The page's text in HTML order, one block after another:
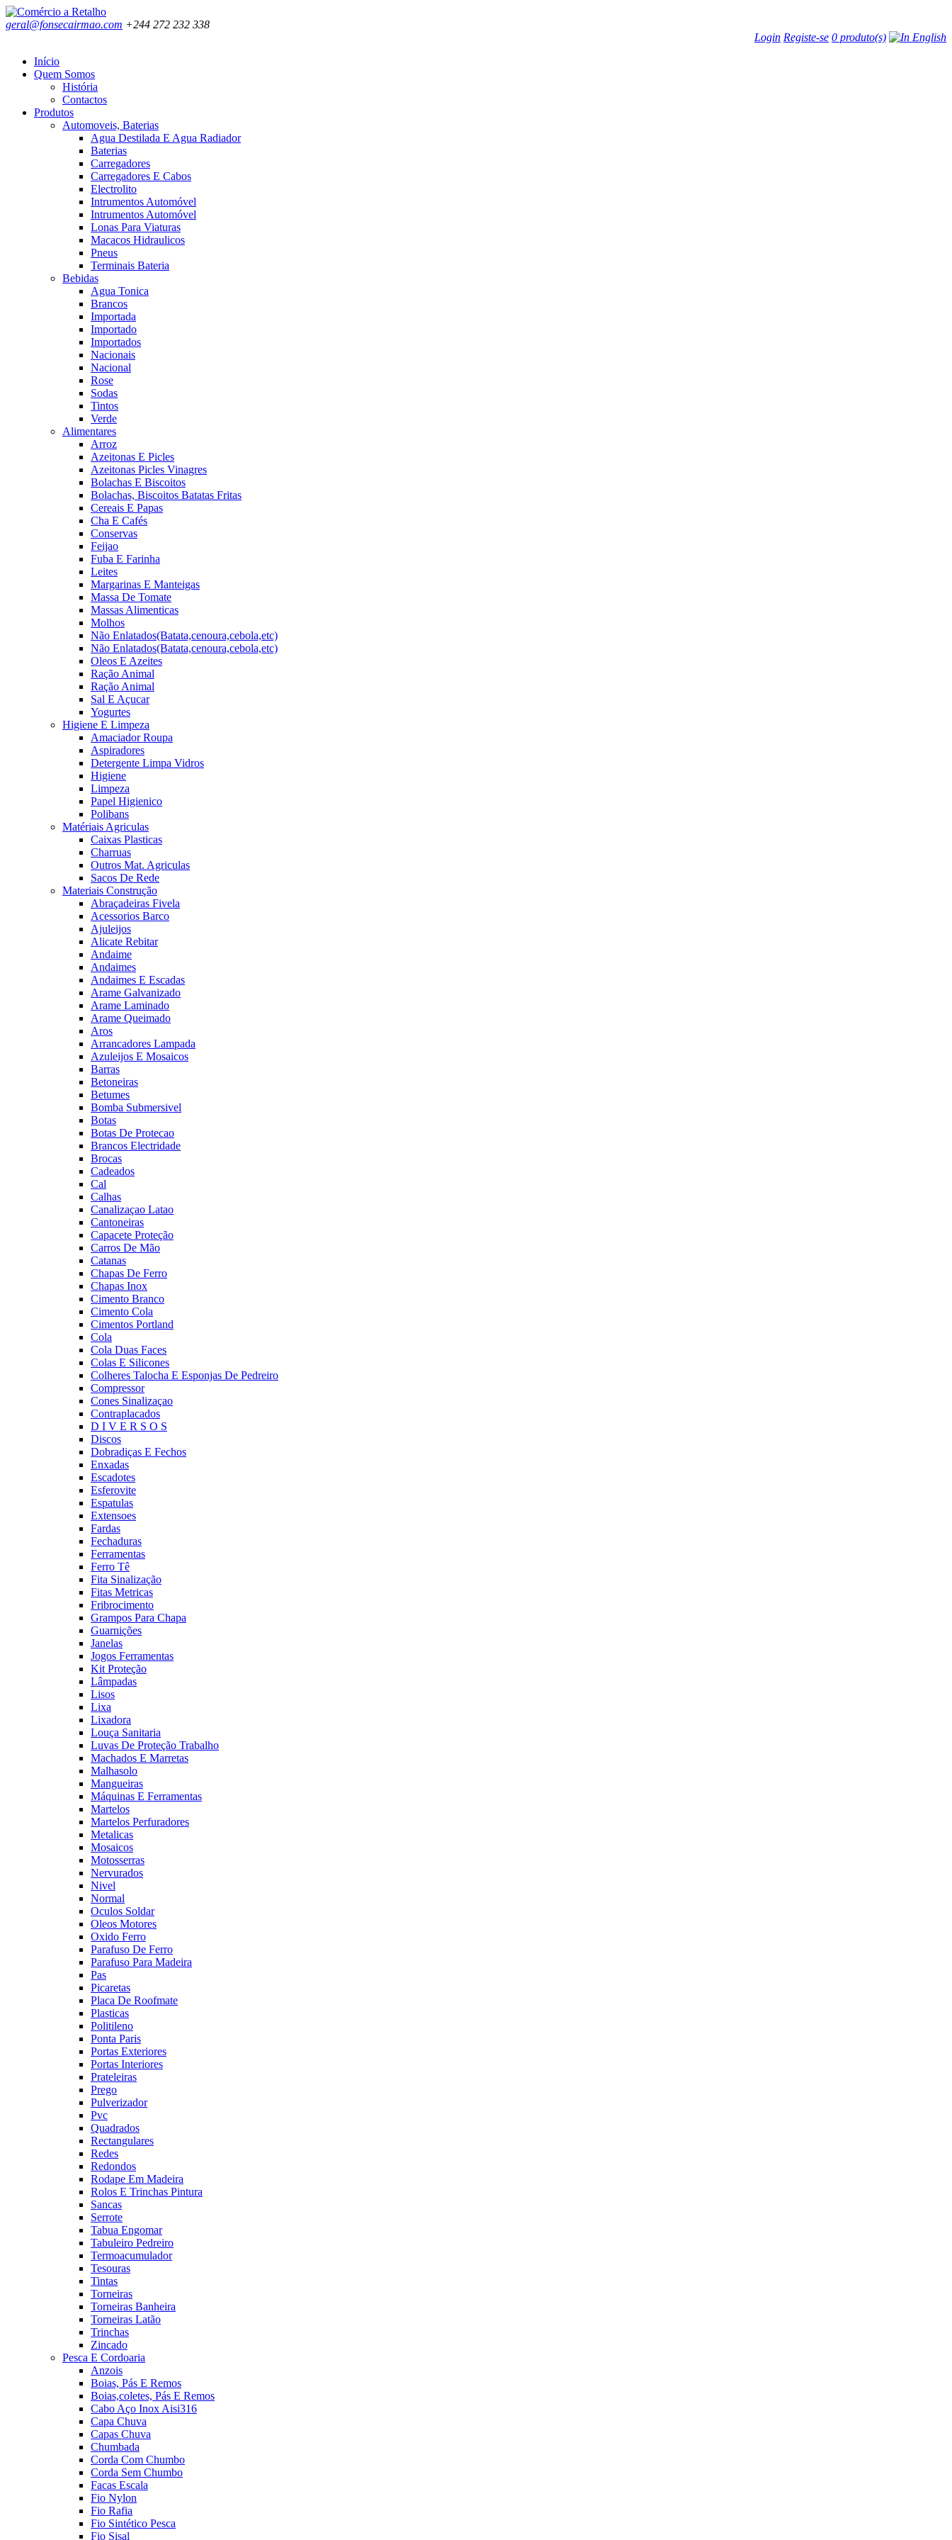
geral@fonsecairmao.com +244 272 232 338
Login Registe-se 0 produto(s)
Início
Quem Somos
História
Contactos
Produtos
Automoveis, Baterias
Agua Destilada E Agua Radiador
Baterias
Carregadores
Carregadores E Cabos
Electrolito
Intrumentos Automóvel
Intrumentos Automóvel
Lonas Para Viaturas
Macacos Hidraulicos
Pneus
Terminais Bateria
Bebidas
Agua Tonica
Brancos
Importada
Importado
Importados
Nacionais
Nacional
Rose
Sodas
Tintos
Verde
Alimentares
Arroz
Azeitonas E Picles
Azeitonas Picles Vinagres
Bolachas E Biscoitos
Bolachas, Biscoitos Batatas Fritas
Cereais E Papas
Cha E Cafés
Conservas
Feijao
Fuba E Farinha
Leites
Margarinas E Manteigas
Massa De Tomate
Massas Alimenticas
Molhos
Não Enlatados(Batata,cenoura,cebola,etc)
Não Enlatados(Batata,cenoura,cebola,etc)
Oleos E Azeites
Ração Animal
Ração Animal
Sal E Açucar
Yogurtes
Higiene E Limpeza
Amaciador Roupa
Aspiradores
Detergente Limpa Vidros
Higiene
Limpeza
Papel Higienico
Polibans
Matériais Agriculas
Caixas Plasticas
Charruas
Outros Mat. Agriculas
Sacos De Rede
Materiais Construção
Abraçadeiras Fivela
Acessorios Barco
Ajuleijos
Alicate Rebitar
Andaime
Andaimes
Andaimes E Escadas
Arame Galvanizado
Arame Laminado
Arame Queimado
Aros
Arrancadores Lampada
Azuleijos E Mosaicos
Barras
Betoneiras
Betumes
Bomba Submersivel
Botas
Botas De Protecao
Brancos Electridade
Brocas
Cadeados
Cal
Calhas
Canalizaçao Latao
Cantoneiras
Capacete Proteção
Carros De Mão
Catanas
Chapas De Ferro
Chapas Inox
Cimento Branco
Cimento Cola
Cimentos Portland
Cola
Cola Duas Faces
Colas E Silicones
Colheres Talocha E Esponjas De Pedreiro
Compressor
Cones Sinalizaçao
Contraplacados
D I V E R S O S
Discos
Dobradiças E Fechos
Enxadas
Escadotes
Esferovite
Espatulas
Extensoes
Fardas
Fechaduras
Ferramentas
Ferro Tê
Fita Sinalização
Fitas Metricas
Fribrocimento
Grampos Para Chapa
Guarnições
Janelas
Jogos Ferramentas
Kit Proteção
Lâmpadas
Lisos
Lixa
Lixadora
Louça Sanitaria
Luvas De Proteção Trabalho
Machados E Marretas
Malhasolo
Mangueiras
Máquinas E Ferramentas
Martelos
Martelos Perfuradores
Metalicas
Mosaicos
Motosserras
Nervurados
Nivel
Normal
Oculos Soldar
Oleos Motores
Oxido Ferro
Parafuso De Ferro
Parafuso Para Madeira
Pas
Picaretas
Placa De Roofmate
Plasticas
Politileno
Ponta Paris
Portas Exteriores
Portas Interiores
Prateleiras
Prego
Pulverizador
Pvc
Quadrados
Rectangulares
Redes
Redondos
Rodape Em Madeira
Rolos E Trinchas Pintura
Sancas
Serrote
Tabua Engomar
Tabuleiro Pedreiro
Termoacumulador
Tesouras
Tintas
Torneiras
Torneiras Banheira
Torneiras Latão
Trinchas
Zincado
Pesca E Cordoaria
Anzois
Boias, Pás E Remos
Boias,coletes, Pás E Remos
Cabo Aço Inox Aisi316
Capa Chuva
Capas Chuva
Chumbada
Corda Com Chumbo
Corda Sem Chumbo
Facas Escala
Fio Nylon
Fio Rafia
Fio Sintético Pesca
Fio Sisal